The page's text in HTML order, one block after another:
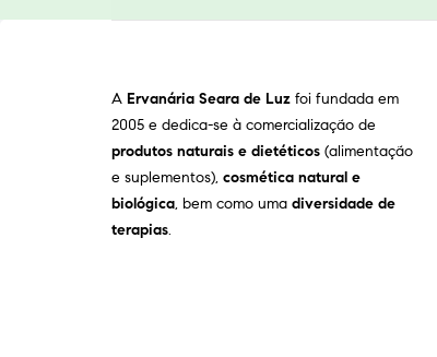
A Ervanária Seara de Luz foi fundada em
2005 e dedica-se à comercialização de
produtos naturais e dietéticos (alimentação
e suplementos), cosmética natural e
biológica, bem como uma diversidade de
terapias.